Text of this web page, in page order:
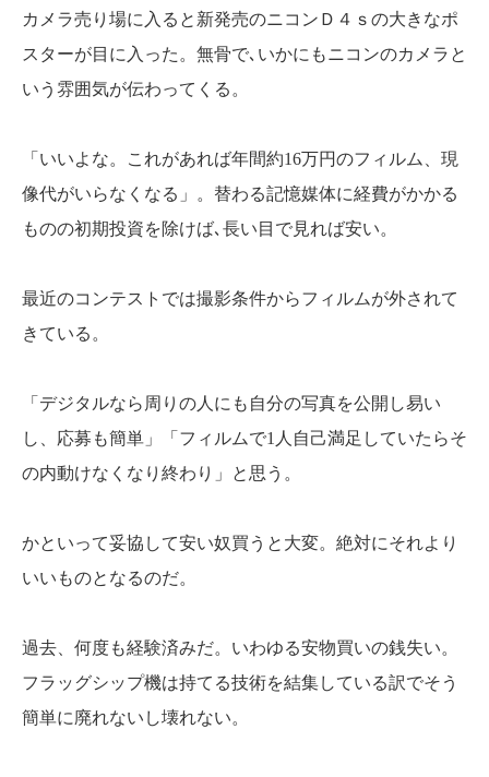
カメラ売り場に入ると新発売のニコンＤ４ｓの大きなポ
スターが目に入った。無骨で､いかにもニコンのカメラと
いう雰囲気が伝わってくる。
「いいよな。これがあれば年間約16万円のフィルム、現
像代がいらなくなる」。替わる記憶媒体に経費がかかる
ものの初期投資を除けば､長い目で見れば安い。
最近のコンテストでは撮影条件からフィルムが外されて
きている。
「デジタルなら周りの人にも自分の写真を公開し易い
し、応募も簡単」「フィルムで1人自己満足していたらそ
の内動けなくなり終わり」と思う。
かといって妥協して安い奴買うと大変。絶対にそれより
いいものとなるのだ。
過去、何度も経験済みだ。いわゆる安物買いの銭失い。
フラッグシップ機は持てる技術を結集している訳でそう
簡単に廃れないし壊れない。